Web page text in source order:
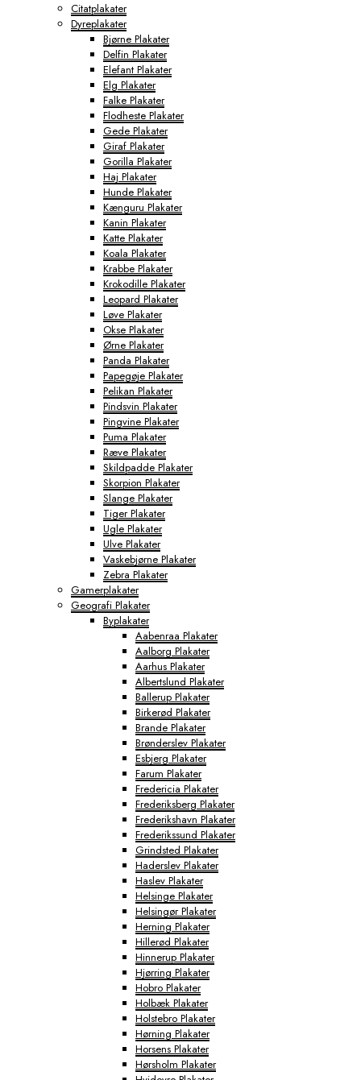
Citatplakater
Dyreplakater
Bjørne Plakater
Delfin Plakater
Elefant Plakater
Elg Plakater
Falke Plakater
Flodheste Plakater
Gede Plakater
Giraf Plakater
Gorilla Plakater
Haj Plakater
Hunde Plakater
Kænguru Plakater
Kanin Plakater
Katte Plakater
Koala Plakater
Krabbe Plakater
Krokodille Plakater
Leopard Plakater
Løve Plakater
Okse Plakater
Ørne Plakater
Panda Plakater
Papegøje Plakater
Pelikan Plakater
Pindsvin Plakater
Pingvine Plakater
Puma Plakater
Ræve Plakater
Skildpadde Plakater
Skorpion Plakater
Slange Plakater
Tiger Plakater
Ugle Plakater
Ulve Plakater
Vaskebjørne Plakater
Zebra Plakater
Gamerplakater
Geografi Plakater
Byplakater
Aabenraa Plakater
Aalborg Plakater
Aarhus Plakater
Albertslund Plakater
Ballerup Plakater
Birkerød Plakater
Brande Plakater
Brønderslev Plakater
Esbjerg Plakater
Farum Plakater
Fredericia Plakater
Frederiksberg Plakater
Frederikshavn Plakater
Frederikssund Plakater
Grindsted Plakater
Haderslev Plakater
Haslev Plakater
Helsinge Plakater
Helsingør Plakater
Herning Plakater
Hillerød Plakater
Hinnerup Plakater
Hjørring Plakater
Hobro Plakater
Holbæk Plakater
Holstebro Plakater
Hørning Plakater
Horsens Plakater
Hørsholm Plakater